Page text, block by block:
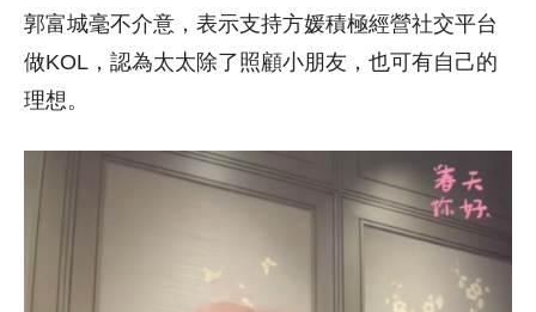
郭富城毫不介意，表示支持方媛積極經營社交平台
做KOL，認為太太除了照顧小朋友，也可有自己的
理想。